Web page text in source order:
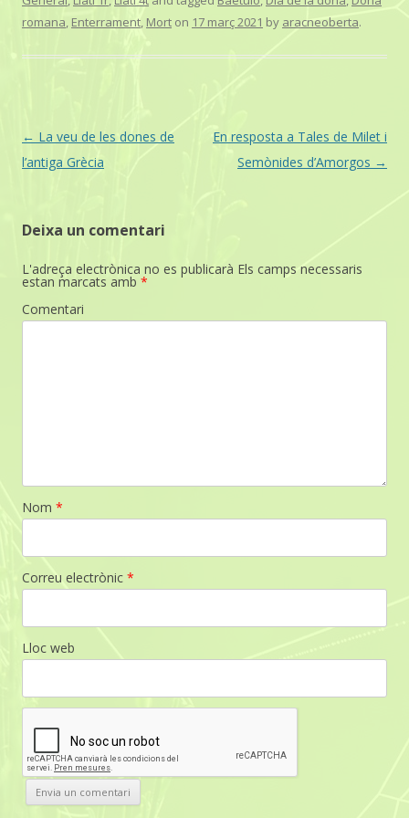
o
o
e
r
A
p n
romana, Enterrament, Mort on 17 març 2021 by aracneoberta.
Post
navigation
← La veu de les dones de
l’antiga Grècia
En resposta a Tales de Milet i
Semònides d’Amorgos →
Deixa un comentari
L'adreça electrònica no es publicarà Els camps necessaris
estan marcats amb *
Comentari
Nom *
Correu electrònic *
Lloc web